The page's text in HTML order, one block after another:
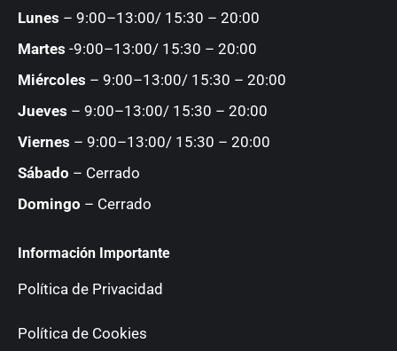
window
window
in
window
in
window
Lunes – 9:00–13:00/ 15:30 – 20:00
Martes -9:00–13:00/ 15:30 – 20:00
Miércoles – 9:00–13:00/ 15:30 – 20:00
Jueves – 9:00–13:00/ 15:30 – 20:00
Viernes – 9:00–13:00/ 15:30 – 20:00
Sábado – Cerrado
Domingo – Cerrado
Información Importante
Política de Privacidad
Política de Cookies